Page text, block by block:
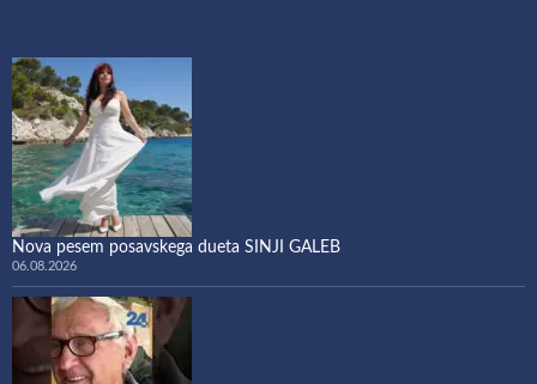
Nova pesem posavskega dueta SINJI GALEB
06.08.2026